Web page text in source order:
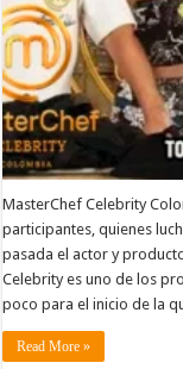
MasterChef Celebrity
participantes, quienes
pasada el actor y
Celebrity es uno de los
poco para el inicio de la
Read More »